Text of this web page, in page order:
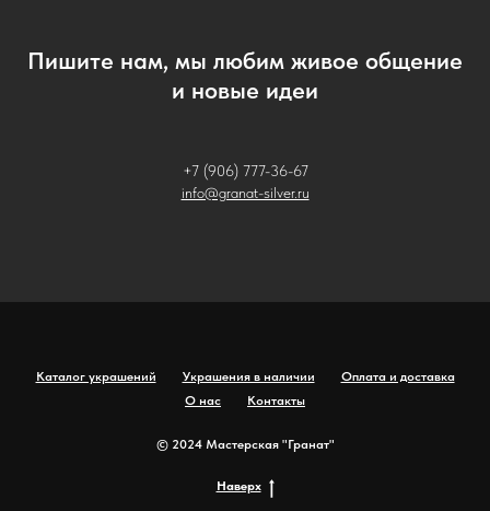
Пишите нам, мы любим живое общение
и новые идеи
+7 (906) 777-36-67
info@granat-silver.ru
Каталог украшений Украшения в наличии
Оплата и доставка
О нас
Контакты
© 2024 Мастерская "Гранат"
Наверх